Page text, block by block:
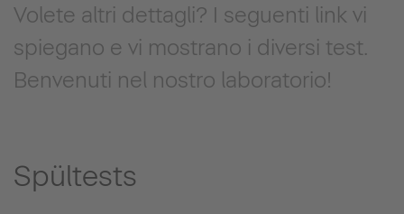
Volete altri dettagli? I seguenti link vi
spiegano e vi mostrano i diversi test.
Benvenuti nel nostro laboratorio!
Spültests